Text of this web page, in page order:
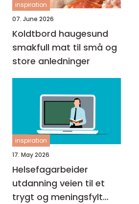
inspiration
07. June 2026
Koldtbord haugesund
smakfull mat til små og
store anledninger
inspiration
17. May 2026
Helsefagarbeider
utdanning veien til et
trygt og meningsfylt